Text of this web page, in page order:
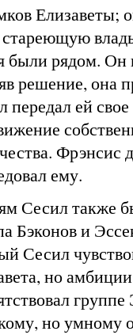
Елизаветы;
были рядом. Он
решение, она
передал ей
Фрэнсис
ему.
Сесил также
Бэконов и
Сесил
но
но умному